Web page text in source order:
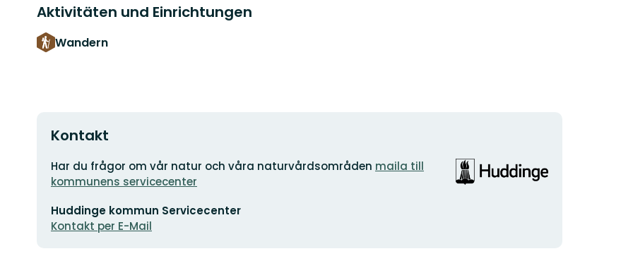
Aktivitäten und Einrichtungen
Wandern
Kontakt
Adresse
Har du frågor om vår natur och våra naturvårdsområden maila till
kommunens servicecenter
Mail-
Adresse
Huddinge kommun Servicecenter
Kontakt per E-Mail
Logotyp
der